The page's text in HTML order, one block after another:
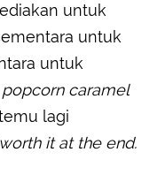
untuk
untuk
untuk
popcorn caramel
lagi
it at the end.